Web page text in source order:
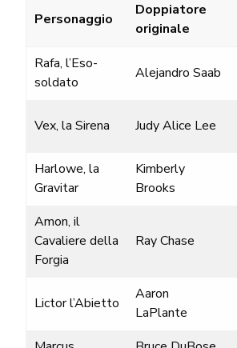
Personaggio
Doppiatore
originale
Rafa, l’Eso-
soldato
Alejandro Saab
Vex, la Sirena Judy Alice Lee
Harlowe, la
Gravitar
Kimberly
Brooks
Amon, il
Cavaliere della
Forgia
Ray Chase
Lictor l’Abietto
Aaron
LaPlante